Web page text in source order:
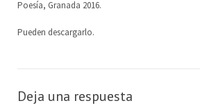
Escuela de Artes Escénicas
Desarrollo rural en Malacatoya
Junta Directiva
ES
EN
Poesía, Granada 2016.
Pueden descargarlo.
Deja una respuesta